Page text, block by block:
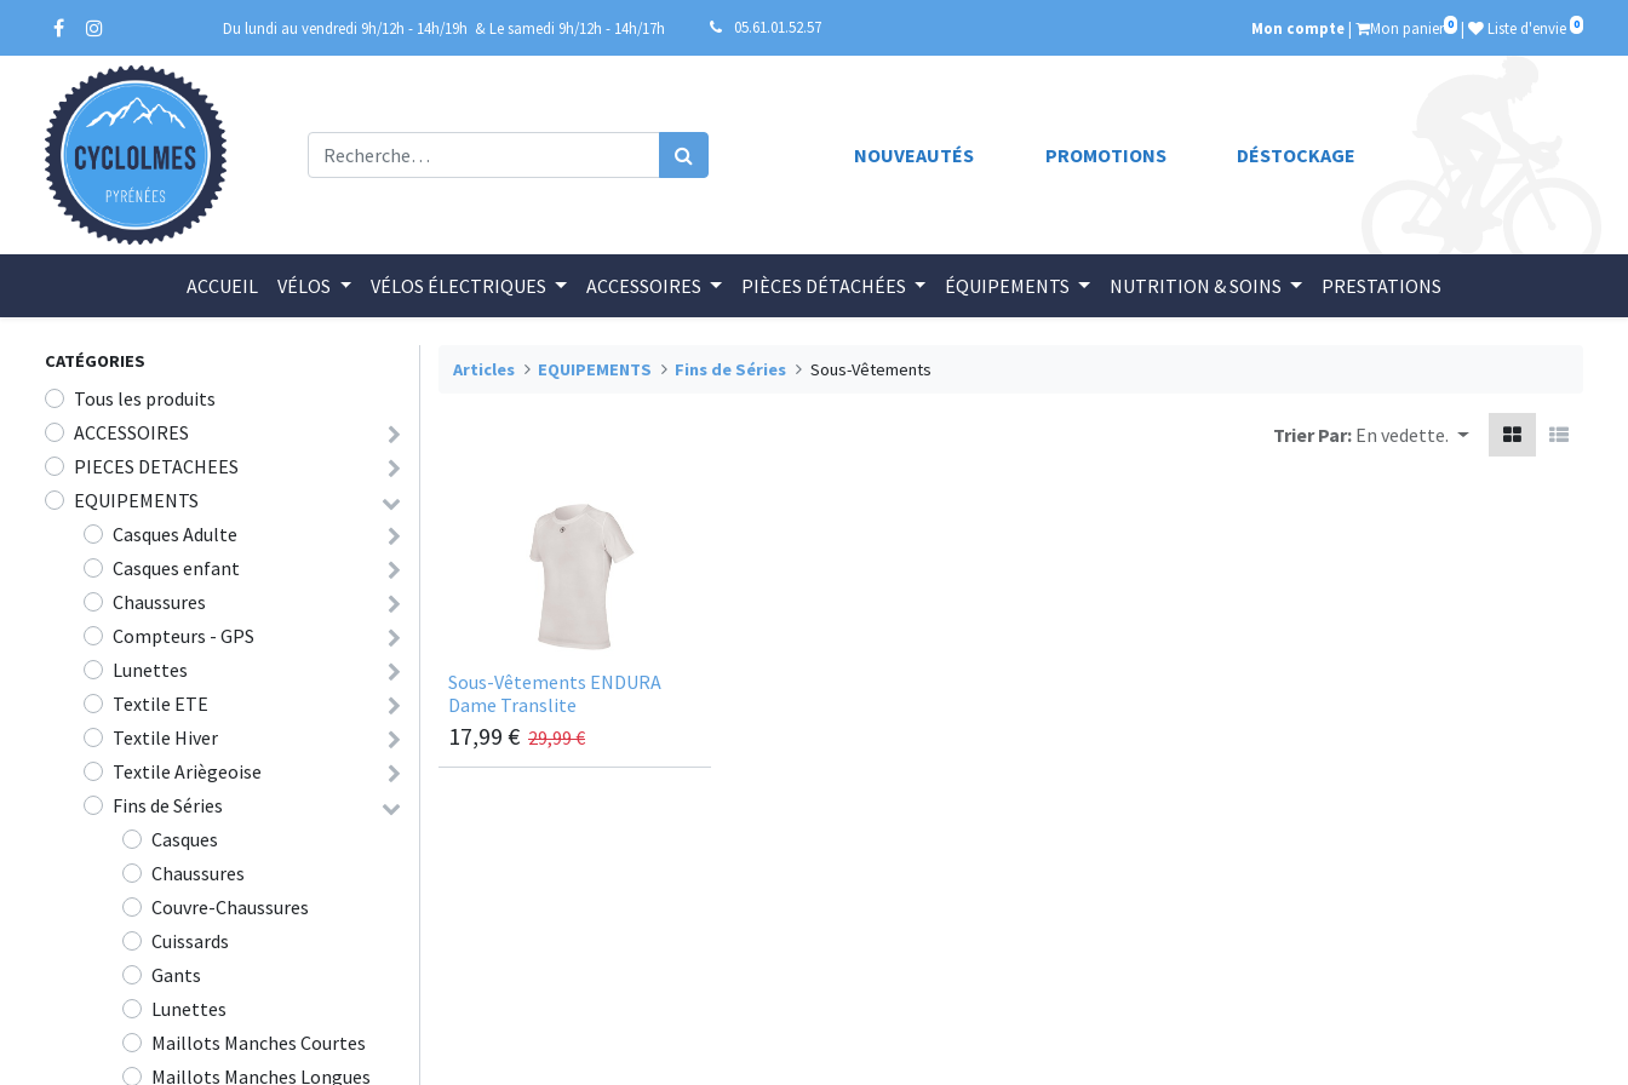
Du lundi au vendredi 9h/12h - 14h/19h & Le samedi 9h/12h - 14h/17h 05.61.01.52.57 Mon compte | Mon panier 0 | Liste d'envie 0
NOUVEAUTÉS PROMOTIONS DÉSTOCKAGE
ACCUEIL VÉLOS VÉLOS ÉLECTRIQUES ACCESSOIRES PIÈCES DÉTACHÉES ÉQUIPEMENTS NUTRITION & SOINS PRESTATIONS
CATÉGORIES
Tous les produits
ACCESSOIRES
PIECES DETACHEES
EQUIPEMENTS
Casques Adulte
Casques enfant
Chaussures
Compteurs - GPS
Lunettes
Textile ETE
Textile Hiver
Textile Ariègeoise
Fins de Séries
Casques
Chaussures
Couvre-Chaussures
Cuissards
Gants
Lunettes
Maillots Manches Courtes
Maillots Manches Longues
Articles EQUIPEMENTS Fins de Séries Sous-Vêtements
Trier Par: En vedette.
Sous-Vêtements ENDURA
Dame Translite
17,99 € 29,99€